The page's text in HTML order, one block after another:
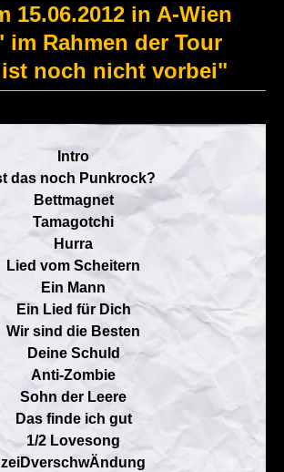
15.06.2012 in A-Wien
im Rahmen der Tour
ist noch nicht vorbei"
Intro
das noch Punkrock?
Bettmagnet
Tamagotchi
Hurra
Lied vom Scheitern
Ein Mann
Ein Lied für Dich
Wir sind die Besten
Deine Schuld
Anti-Zombie
Sohn der Leere
Das finde ich gut
1/2 Lovesong
zeiDverschwÄndung